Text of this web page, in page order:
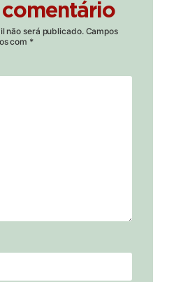
comentário
não será publicado. Campos
com *